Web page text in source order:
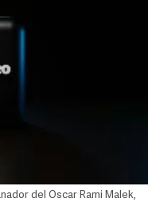
del Oscar Rami Malek,